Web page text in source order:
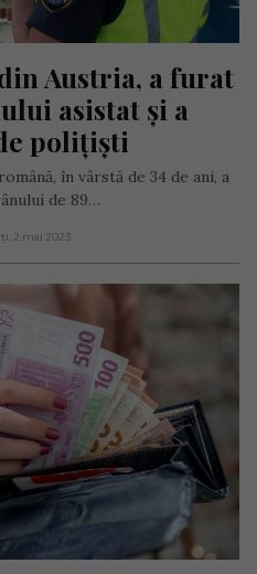
Austria, a furat
asistat și a
polițiști
în vârstă de 34 de ani, a
de 89…
2 mai 2023